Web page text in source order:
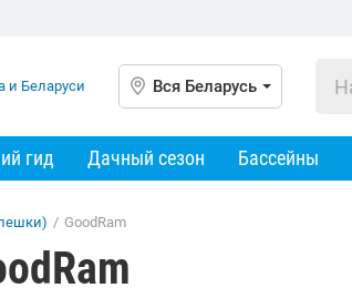
Вся Беларусь
гид Дачный сезон Бассейны
/ GoodRam